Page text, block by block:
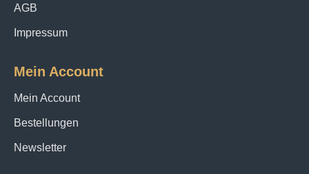
AGB
Impressum
Mein Account
Mein Account
Bestellungen
Newsletter